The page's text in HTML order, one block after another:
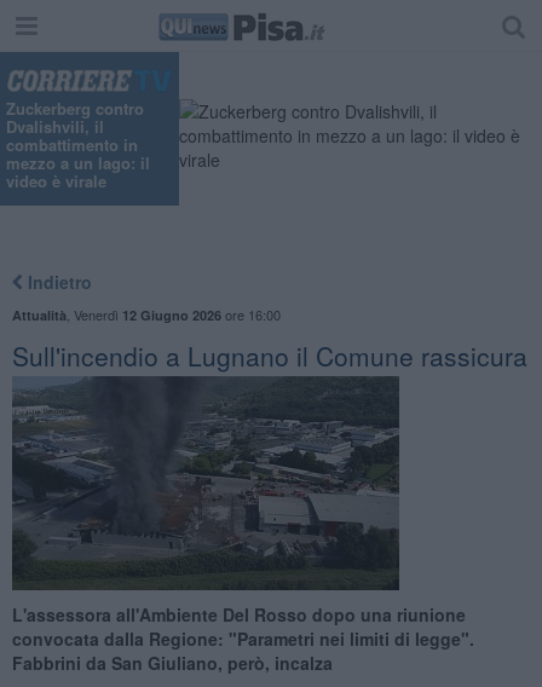
Zuckerberg contro
Dvalishvili, il
combattimento in
mezzo a un lago: il
video è virale
Indietro
Attualità Venerdì 12 Giugno 2026ore 16:00
Sull'incendio a Lugnano il Comune rassicura
L'assessora all'Ambiente Del Rosso dopo una riunione
convocata dalla Regione: "Parametri nei limiti di legge".
Fabbrini da San Giuliano, però, incalza